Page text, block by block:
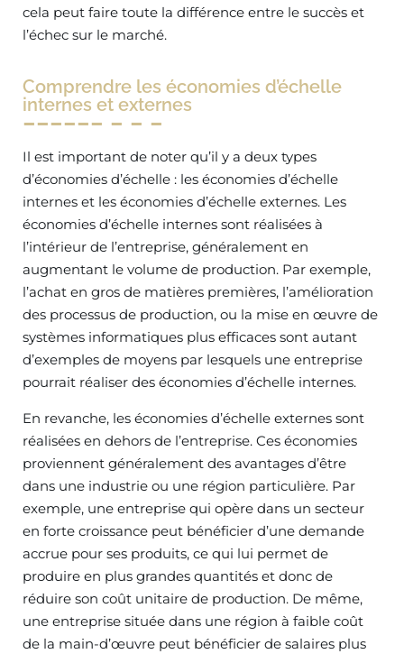
cela peut faire toute la différence entre le succès et
l’échec sur le marché.
Comprendre les économies d’échelle
internes et externes
Il est important de noter qu’il y a deux types
d’économies d’échelle : les économies d’échelle
internes et les économies d’échelle externes. Les
économies d’échelle internes sont réalisées à
l’intérieur de l’entreprise, généralement en
augmentant le volume de production. Par exemple,
l’achat en gros de matières premières, l’amélioration
des processus de production, ou la mise en œuvre de
systèmes informatiques plus efficaces sont autant
d’exemples de moyens par lesquels une entreprise
pourrait réaliser des économies d’échelle internes.
En revanche, les économies d’échelle externes sont
réalisées en dehors de l’entreprise. Ces économies
proviennent généralement des avantages d’être
dans une industrie ou une région particulière. Par
exemple, une entreprise qui opère dans un secteur
en forte croissance peut bénéficier d’une demande
accrue pour ses produits, ce qui lui permet de
produire en plus grandes quantités et donc de
réduire son coût unitaire de production. De même,
une entreprise située dans une région à faible coût
de la main-d’œuvre peut bénéficier de salaires plus